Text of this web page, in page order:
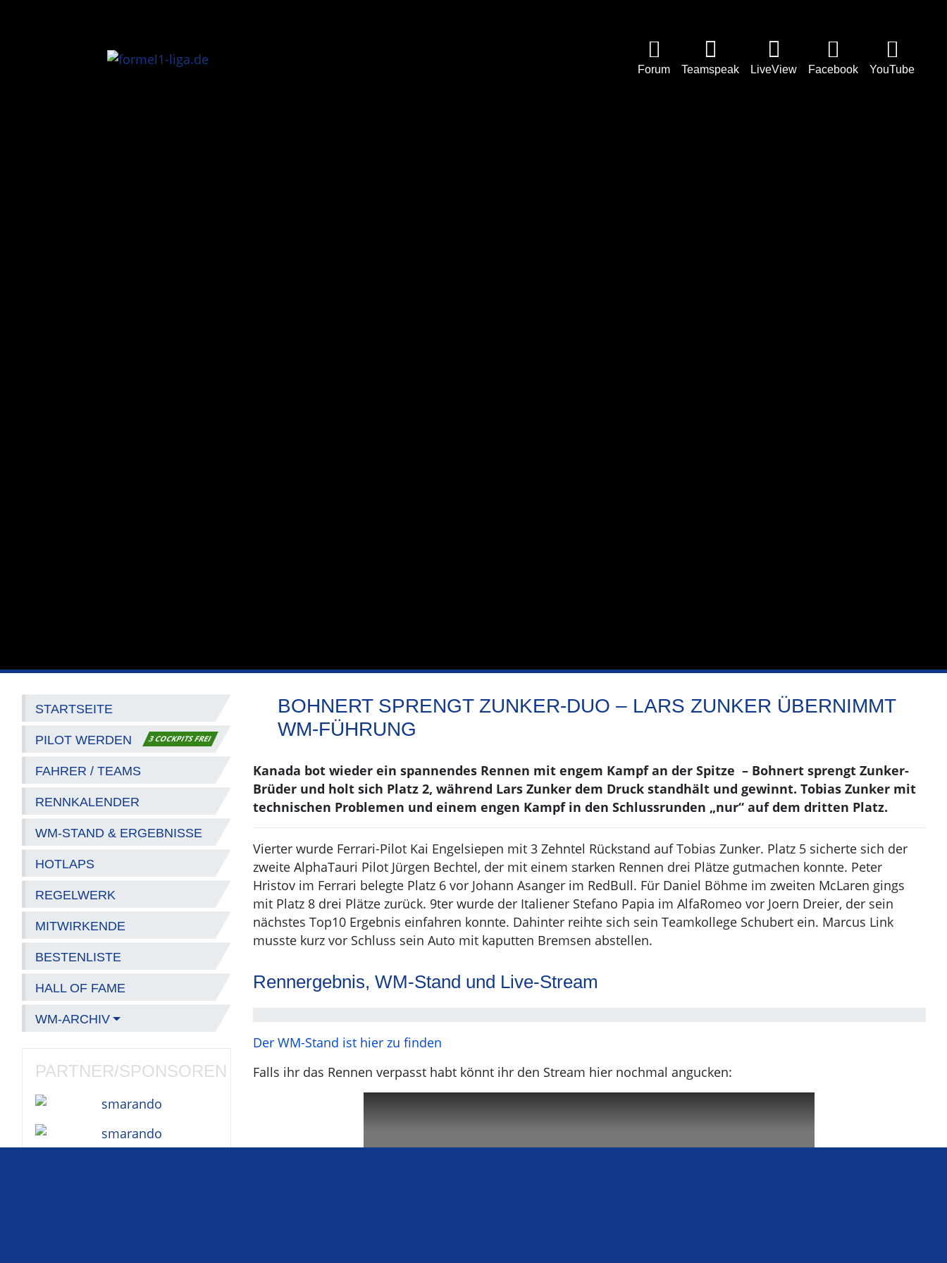
Forum Teamspeak LiveView Facebook YouTube
STARTSEITE
PILOT WERDEN 3 COCKPITS FREI
FAHRER / TEAMS
RENNKALENDER
WM-STAND & ERGEBNISSE
HOTLAPS
REGELWERK
MITWIRKENDE
BESTENLISTE
HALL OF FAME
WM-ARCHIV
PARTNER/SPONSOREN
BOHNERT SPRENGT ZUNKER-DUO – LARS ZUNKER ÜBERNIMMT
WM-FÜHRUNG
Kanada bot wieder ein spannendes Rennen mit engem Kampf an der Spitze – Bohnert sprengt Zunker-
Brüder und holt sich Platz 2, während Lars Zunker dem Druck standhält und gewinnt. Tobias Zunker mit
technischen Problemen und einem engen Kampf in den Schlussrunden „nur“ auf dem dritten Platz.
Vierter wurde Ferrari-Pilot Kai Engelsiepen mit 3 Zehntel Rückstand auf Tobias Zunker. Platz 5 sicherte sich der
zweite AlphaTauri Pilot Jürgen Bechtel, der mit einem starken Rennen drei Plätze gutmachen konnte. Peter
Hristov im Ferrari belegte Platz 6 vor Johann Asanger im RedBull. Für Daniel Böhme im zweiten McLaren gings
mit Platz 8 drei Plätze zurück. 9ter wurde der Italiener Stefano Papia im AlfaRomeo vor Joern Dreier, der sein
nächstes Top10 Ergebnis einfahren konnte. Dahinter reihte sich sein Teamkollege Schubert ein. Marcus Link
musste kurz vor Schluss sein Auto mit kaputten Bremsen abstellen.
Rennergebnis, WM-Stand und Live-Stream
Der WM-Stand ist hier zu finden
Falls ihr das Rennen verpasst habt könnt ihr den Stream hier nochmal angucken: